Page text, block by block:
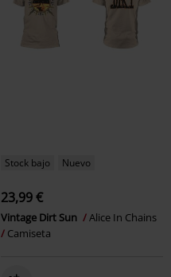
Stock bajo Nuevo
23,99 €
Vintage Dirt Sun
Alice In Chains
Camiseta